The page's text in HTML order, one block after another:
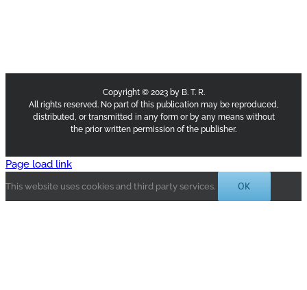
Copyright © 2023 by B. T. R.
All rights reserved. No part of this publication may be reproduced,
distributed, or transmitted in any form or by any means without
the prior written permission of the publisher.
Page load link
This website uses cookies and third party services. OK